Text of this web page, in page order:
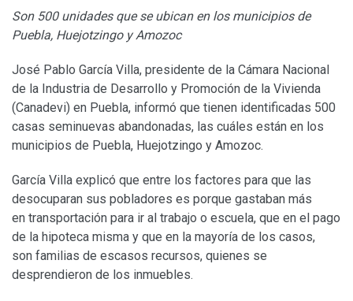
Son 500 unidades que se ubican en los municipios de
Puebla, Huejotzingo y Amozoc
José Pablo García Villa, presidente de la Cámara Nacional
de la Industria de Desarrollo y Promoción de la Vivienda
(Canadevi) en Puebla, informó que tienen identificadas 500
casas seminuevas abandonadas, las cuáles están en los
municipios de Puebla, Huejotzingo y Amozoc.
García Villa explicó que entre los factores para que las
desocuparan sus pobladores es porque gastaban más
en transportación para ir al trabajo o escuela, que en el pago
de la hipoteca misma y que en la mayoría de los casos,
son familias de escasos recursos, quienes se
desprendieron de los inmuebles.